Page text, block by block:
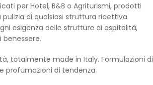
per Hotel, B&B o Agriturismi, prodotti
di qualsiasi struttura ricettiva.
esigenza delle strutture di ospitalità,
totalmente made in Italy. Formulazioni di
profumazioni di tendenza.